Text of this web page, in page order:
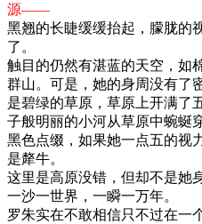
源—​​​​—
黑翘的长睫缓缓抬起，朦胧的
了。
触目的仍然有湛蓝的天空，如
群山。可是，她的身周没有了
是碧绿的草原，草原上开满了
子般明丽的小河从草原中蜿蜒
黑色点缀，如果她一点五的视
是犛牛。
这里是高原没错，但却不是她
一沙一世界，一瞬一万年。
罗朱实在不敢相信只不过在一